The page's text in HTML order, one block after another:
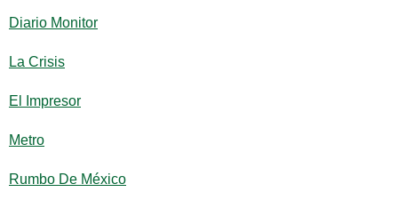
Diario Monitor
La Crisis
El Impresor
Metro
Rumbo De México